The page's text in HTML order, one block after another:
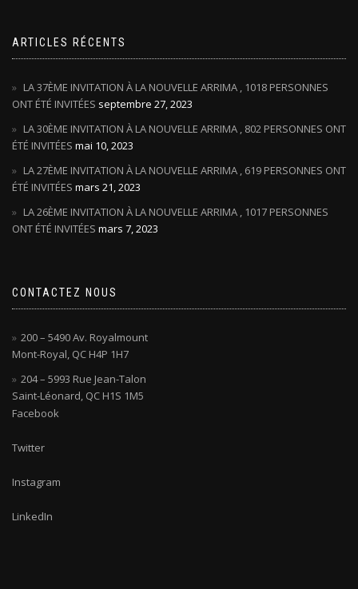
ARTICLES RÉCENTS
LA 37ÈME INVITATION À LA NOUVELLE ARRIMA , 1018 PERSONNES
ONT ÉTÉ INVITÉES septembre 27, 2023
LA 30ÈME INVITATION À LA NOUVELLE ARRIMA , 802 PERSONNES ONT
ÉTÉ INVITÉES mai 10, 2023
LA 27ÈME INVITATION À LA NOUVELLE ARRIMA , 619 PERSONNES ONT
ÉTÉ INVITÉES mars 21, 2023
LA 26ÈME INVITATION À LA NOUVELLE ARRIMA , 1017 PERSONNES
ONT ÉTÉ INVITÉES mars 7, 2023
CONTACTEZ NOUS
200 – 5490 Av. Royalmount
Mont-Royal, QC H4P 1H7
204 – 5993 Rue Jean-Talon
Saint-Léonard, QC H1S 1M5
Facebook
Twitter
Instagram
LinkedIn